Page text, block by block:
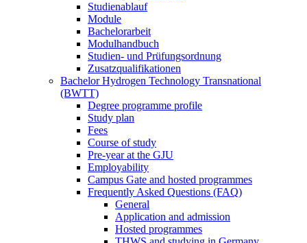
Studienablauf
Module
Bachelorarbeit
Modulhandbuch
Studien- und Prüfungsordnung
Zusatzqualifikationen
Bachelor Hydrogen Technology Transnational
(BWTT)
Degree programme profile
Study plan
Fees
Course of study
Pre-year at the GJU
Employability
Campus Gate and hosted programmes
Frequently Asked Questions (FAQ)
General
Application and admission
Hosted programmes